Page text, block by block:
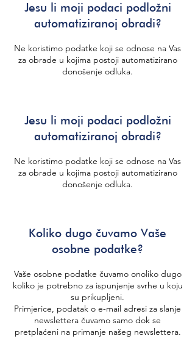
Jesu li moji podaci podložni
automatiziranoj obradi?
Ne koristimo podatke koji se odnose na Vas
za obrade u kojima postoji automatizirano
donošenje odluka.
Jesu li moji podaci podložni
automatiziranoj obradi?
Ne koristimo podatke koji se odnose na Vas
za obrade u kojima postoji automatizirano
donošenje odluka.
Koliko dugo čuvamo Vaše
osobne podatke?
Vaše osobne podatke čuvamo onoliko dugo
koliko je potrebno za ispunjenje svrhe u koju
su prikupljeni.
Primjerice, podatak o e-mail adresi za slanje
newslettera čuvamo samo dok se
pretplaćeni na primanje našeg newslettera.